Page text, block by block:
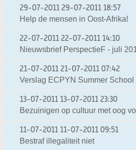
29-07-2011 29-07-2011 18:57
Help de mensen in Oost-Afrika!
22-07-2011 22-07-2011 14:10
Nieuwsbrief PerspectieF - juli
21-07-2011 21-07-2011 07:42
Verslag ECPYN Summer School
13-07-2011 13-07-2011 23:30
Bezuinigen op cultuur met oog
11-07-2011 11-07-2011 09:51
Bestraf illegaliteit niet